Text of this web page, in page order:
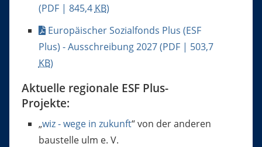
(PDF | 845,4 KB)
Europäischer Sozialfonds Plus (ESF
Plus) - Ausschreibung 2027(PDF | 503,7
KB)
Aktuelle regionale ESF Plus-
Projekte:
„wiz - wege in zukunft“ von der anderen
baustelle ulm e. V.